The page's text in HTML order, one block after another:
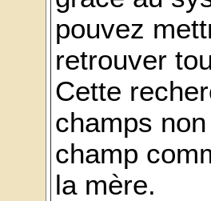
pouvez
retrouver
Cette
champs
champ
la mère.